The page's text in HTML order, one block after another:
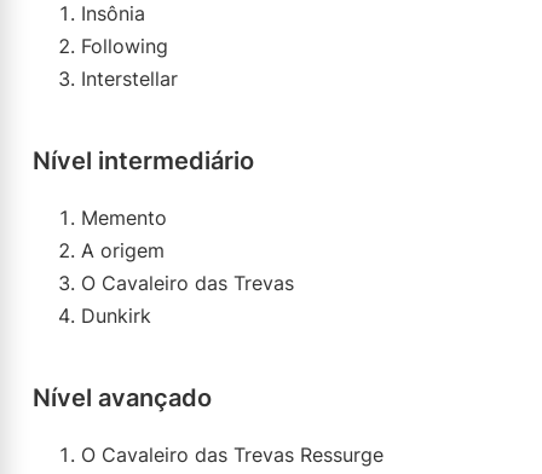
Insônia
Following
Interstellar
Nível intermediário
Memento
A origem
O Cavaleiro das Trevas
Dunkirk
Nível avançado
O Cavaleiro das Trevas Ressurge